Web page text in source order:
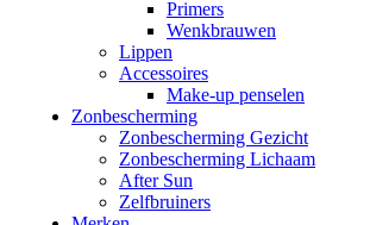
Primers
Wenkbrauwen
Lippen
Accessoires
Make-up penselen
Zonbescherming
Zonbescherming Gezicht
Zonbescherming Lichaam
After Sun
Zelfbruiners